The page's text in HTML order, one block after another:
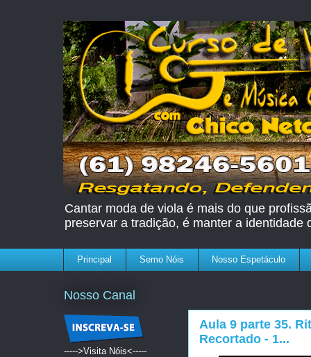
Cantar moda de viola é mais do que
preservar a tradição, é manter a
Principal Semo Nóis Nosso Espetáculo
Aula 9 parte 35.
Recortado - 1...
Nosso Canal
----->Visita Nóis<-----